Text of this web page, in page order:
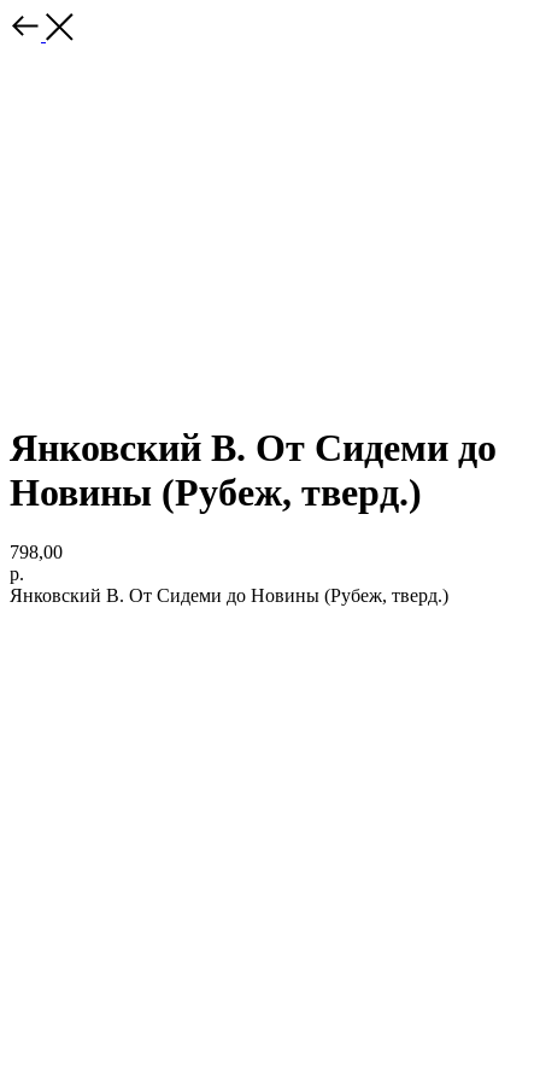
Янковский В. От Сидеми до
Новины (Рубеж, тверд.)
798,00
р.
Янковский В. От Сидеми до Новины (Рубеж, тверд.)